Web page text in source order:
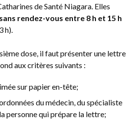
de Santé Niagara. Elles
sans rendez-vous entre 8 h et 15 h
h).
dose, il faut présenter une lettre
aux critères suivants :
sur papier en-tête;
du médecin, du spécialiste
personne qui prépare la lettre;